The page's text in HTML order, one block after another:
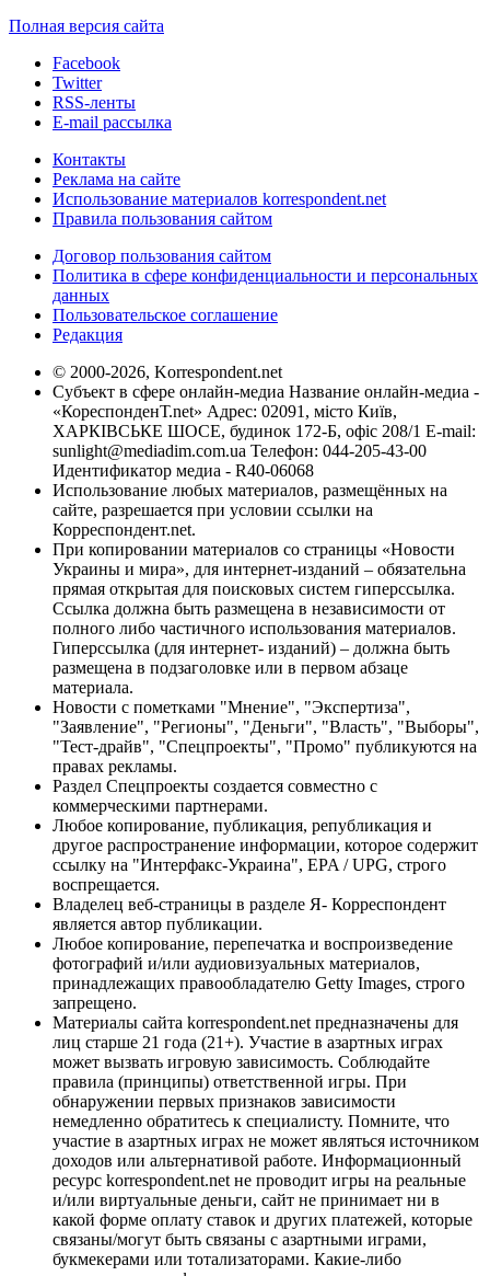
Полная версия сайта
Facebook
Twitter
RSS-ленты
E-mail рассылка
Контакты
Реклама на сайте
Использование материалов korrespondent.net
Правила пользования сайтом
Договор пользования сайтом
Политика в сфере конфиденциальности и персональных
данных
Пользовательское соглашение
Редакция
© 2000-2026, Korrespondent.net
Субъект в сфере онлайн-медиа Название онлайн-медиа -
«КореспонденТ.net» Адрес: 02091, місто Київ,
ХАРКІВСЬКЕ ШОСЕ, будинок 172-Б, офіс 208/1 E-mail:
sunlight@mediadim.com.ua Телефон: 044-205-43-00
Идентификатор медиа - R40-06068
Использование любых материалов, размещённых на
сайте, разрешается при условии ссылки на
Корреспондент.net.
При копировании материалов со страницы «Новости
Украины и мира», для интернет-изданий – обязательна
прямая открытая для поисковых систем гиперссылка.
Ссылка должна быть размещена в независимости от
полного либо частичного использования материалов.
Гиперссылка (для интернет- изданий) – должна быть
размещена в подзаголовке или в первом абзаце
материала.
Новости с пометками "Мнение", "Экспертиза",
"Заявление", "Регионы", "Деньги", "Власть", "Выборы",
"Тест-драйв", "Спецпроекты", "Промо" публикуются на
правах рекламы.
Раздел Спецпроекты создается совместно с
коммерческими партнерами.
Любое копирование, публикация, републикация и
другое распространение информации, которое содержит
ссылку на "Интерфакс-Украина", EPA / UPG, строго
воспрещается.
Владелец веб-страницы в разделе Я- Корреспондент
является автор публикации.
Любое копирование, перепечатка и воспроизведение
фотографий и/или аудиовизуальных материалов,
принадлежащих правообладателю Getty Images, строго
запрещено.
Материалы сайта korrespondent.net предназначены для
лиц старше 21 года (21+). Участие в азартных играх
может вызвать игровую зависимость. Соблюдайте
правила (принципы) ответственной игры. При
обнаружении первых признаков зависимости
немедленно обратитесь к специалисту. Помните, что
участие в азартных играх не может являться источником
доходов или альтернативой работе. Информационный
ресурс korrespondent.net не проводит игры на реальные
и/или виртуальные деньги, сайт не принимает ни в
какой форме оплату ставок и других платежей, которые
связаны/могут быть связаны с азартными играми,
букмекерами или тотализаторами. Какие-либо